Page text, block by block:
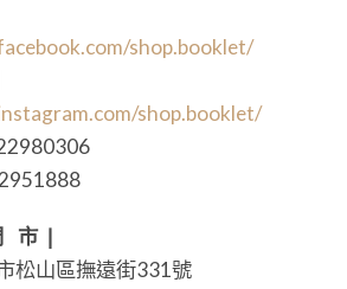
shop.booklet/
shop.booklet/
市 ❘
松山區撫遠街331號